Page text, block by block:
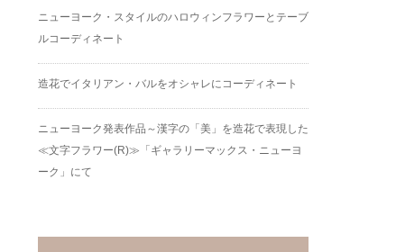
ニューヨーク・スタイルのハロウィンフラワーとテーブ
ルコーディネート
造花でイタリアン・バルをオシャレにコーディネート
ニューヨーク発表作品～漢字の「美」を造花で表現した
≪文字フラワー(R)≫「ギャラリーマックス・ニューヨ
ーク」にて